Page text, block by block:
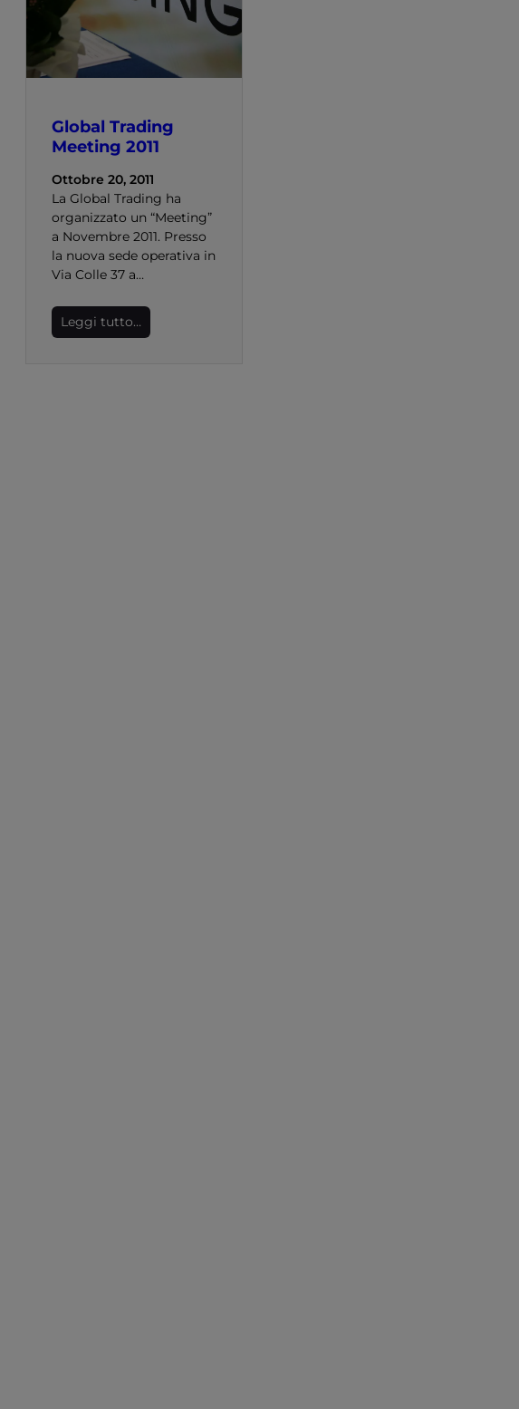
Global Trading
Meeting 2011
Ottobre 20, 2011
La Global Trading ha
organizzato un “Meeting”
a Novembre 2011. Presso
la nuova sede operativa in
Via Colle 37 a…
Leggi tutto…